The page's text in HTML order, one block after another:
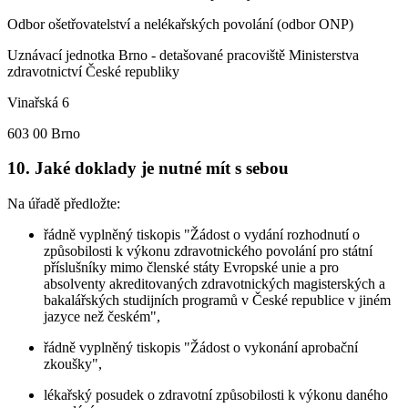
Odbor ošetřovatelství a nelékařských povolání (odbor ONP)
Uznávací jednotka Brno - detašované pracoviště Ministerstva
zdravotnictví České republiky
Vinařská 6
603 00 Brno
10. Jaké doklady je nutné mít s sebou
Na úřadě předložte:
řádně vyplněný tiskopis "Žádost o vydání rozhodnutí o
způsobilosti k výkonu zdravotnického povolání pro státní
příslušníky mimo členské státy Evropské unie a pro
absolventy akreditovaných zdravotnických magisterských a
bakalářských studijních programů v České republice v jiném
jazyce než českém",
řádně vyplněný tiskopis "Žádost o vykonání aprobační
zkoušky",
lékařský posudek o zdravotní způsobilosti k výkonu daného